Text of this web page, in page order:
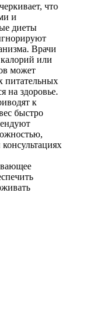
что
и
диеты
Врачи
или
может
питательных
на здоровье.
к
быстро